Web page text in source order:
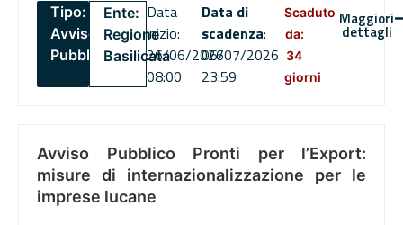
Tipo:
Avviso
Pubblico
Ente:
Regione
Basilicata
Data
inizio:
26/06/2026
08:00
Data di
scadenza:
06/07/2026
23:59
Scaduto
da:
34
giorni
Maggiori
dettagli
Avviso Pubblico Pronti per l’Export:
misure di internazionalizzazione per le
imprese lucane